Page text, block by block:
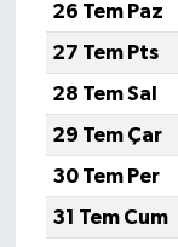
26 Tem Paz
27 Tem Pts
28 Tem Sal
29 Tem Çar
30 Tem Per
31 Tem Cum